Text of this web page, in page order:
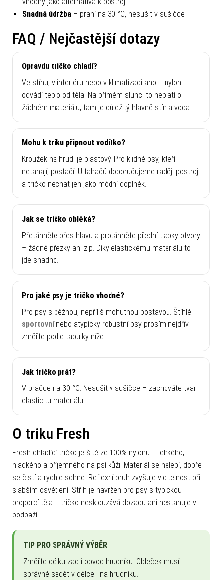
Snadná údržba – praní na 30 °C, nesušit v sušičce
FAQ / Nejčastější dotazy
Opravdu tričko chladí?
Ve stínu, v interiéru nebo v klimatizaci ano – nylon
odvádí teplo od těla. Na přímém slunci to neplatí o
žádném materiálu, tam je důležitý hlavně stín a voda.
Mohu k triku připnout vodítko?
Kroužek na hrudi je plastový. Pro klidné psy, kteří
netahají, postačí. U tahačů doporučujeme raději postroj
a tričko nechat jen jako módní doplněk.
Jak se tričko obléká?
Přetáhněte přes hlavu a protáhněte přední tlapky otvory
– žádné přezky ani zip. Díky elastickému materiálu to
jde snadno.
Pro jaké psy je tričko vhodné?
Pro psy s běžnou, nepříliš mohutnou postavou. Štíhlé
sportovnínebo atypicky robustní psy prosím nejdřív
změřte podle tabulky níže.
Jak tričko prát?
V pračce na 30 °C. Nesušit v sušičce – zachováte tvar i
elasticitu materiálu.
O triku Fresh
Fresh chladící tričko je šité ze 100% nylonu – lehkého,
hladkého a příjemného na psí kůži. Materiál se nelepí, dobře
se čistí a rychle schne. Reflexní pruh zvyšuje viditelnost při
slabším osvětlení. Střih je navržen pro psy s typickou
proporcí těla – tričko nesklouzává dozadu ani nestahuje v
podpaží.
TIP PRO SPRÁVNÝ VÝBĚR
Změřte délku zad i obvod hrudníku. Obleček musí
správně sedět v délce i na hrudníku.